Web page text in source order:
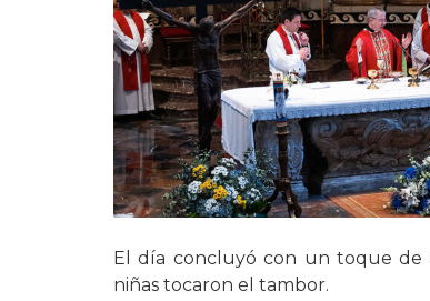
El día concluyó con un toque de
niñas tocaron el tambor.